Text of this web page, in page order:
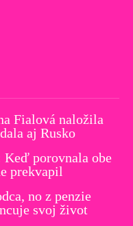
Fialová naložila
aj Rusko
porovnala obe
prekvapil
no z penzie
svoj život